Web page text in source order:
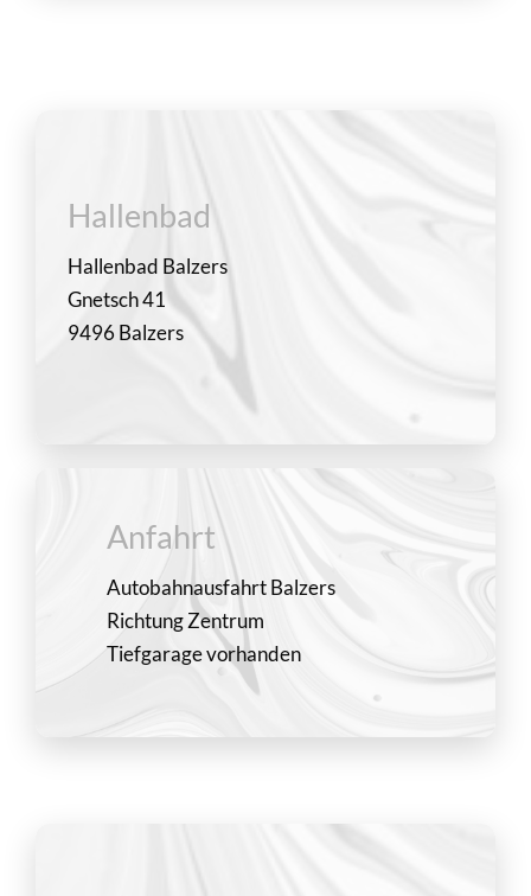
Hallenbad
Hallenbad Balzers
Gnetsch 41
9496 Balzers
Anfahrt
Autobahnausfahrt Balzers
Richtung Zentrum
Tiefgarage vorhanden